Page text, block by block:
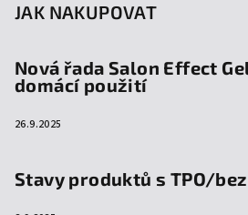
JAK NAKUPOVAT
Nová řada Salon Effect
domácí použití
26.9.2025
Stavy produktů s TPO/bez